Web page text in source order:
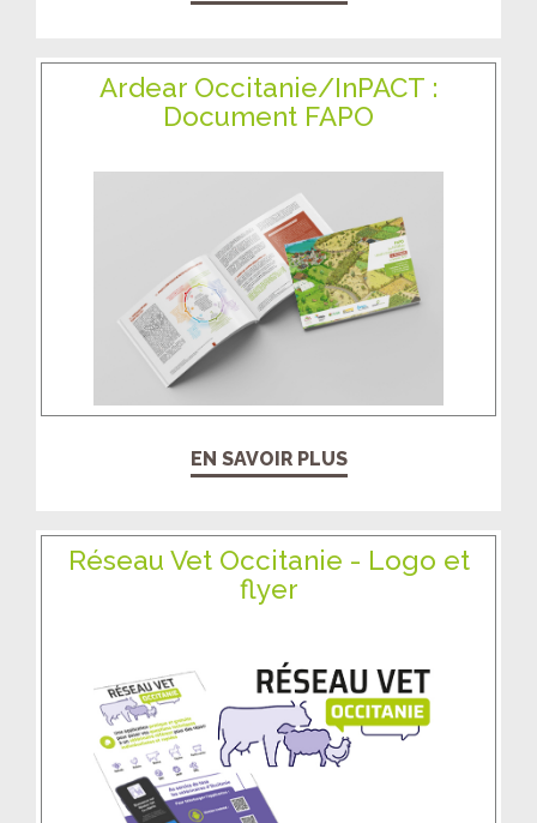
Ardear Occitanie/InPACT :
Document FAPO
EN SAVOIR PLUS
Réseau Vet Occitanie - Logo et
flyer